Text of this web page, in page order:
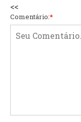
<<
Comentário:*